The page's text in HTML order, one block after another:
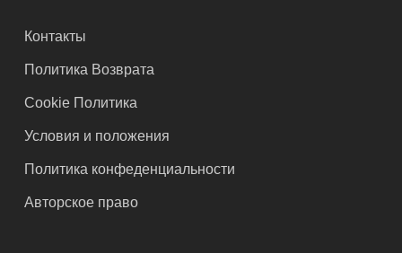
Контакты
Политика Возврата
Cookie Политика
Условия и положения
Политика конфеденциальности
Авторское право